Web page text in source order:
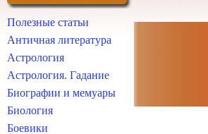
Полезные статьи
Античная литература
Астрология
Астрология. Гадание
Биографии и мемуары
Биология
Боевики